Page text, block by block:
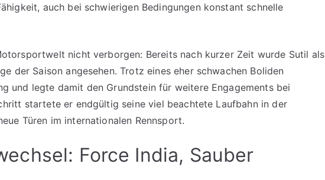
auch bei schwierigen Bedingungen konstant schnelle
nicht verborgen: Bereits nach kurzer Zeit wurde Sutil als
der Saison angesehen. Trotz eines eher schwachen Boliden
und legte damit den Grundstein für weitere Engagements bei
startete er endgültig seine viel beachtete Laufbahn in der
Türen im internationalen Rennsport.
Force India, Sauber